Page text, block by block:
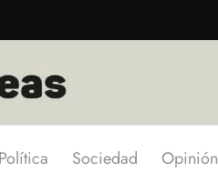
Política Sociedad Opinión